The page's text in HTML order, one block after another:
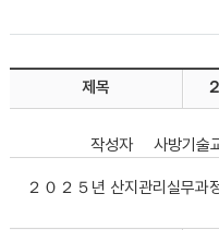
제목
작성자
사방기
２０２５년 산지관리실무과